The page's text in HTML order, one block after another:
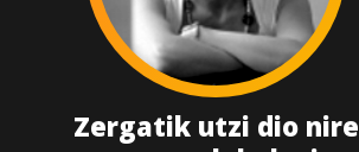
Zergatik utzi dio nire